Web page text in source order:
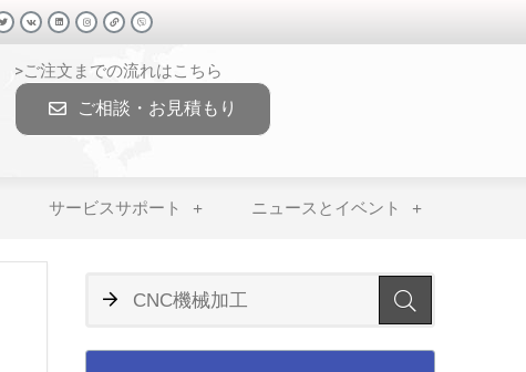
>ご注文までの流れはこちら
ご相談・お見積もり
サービスサポート ニュースとイベント